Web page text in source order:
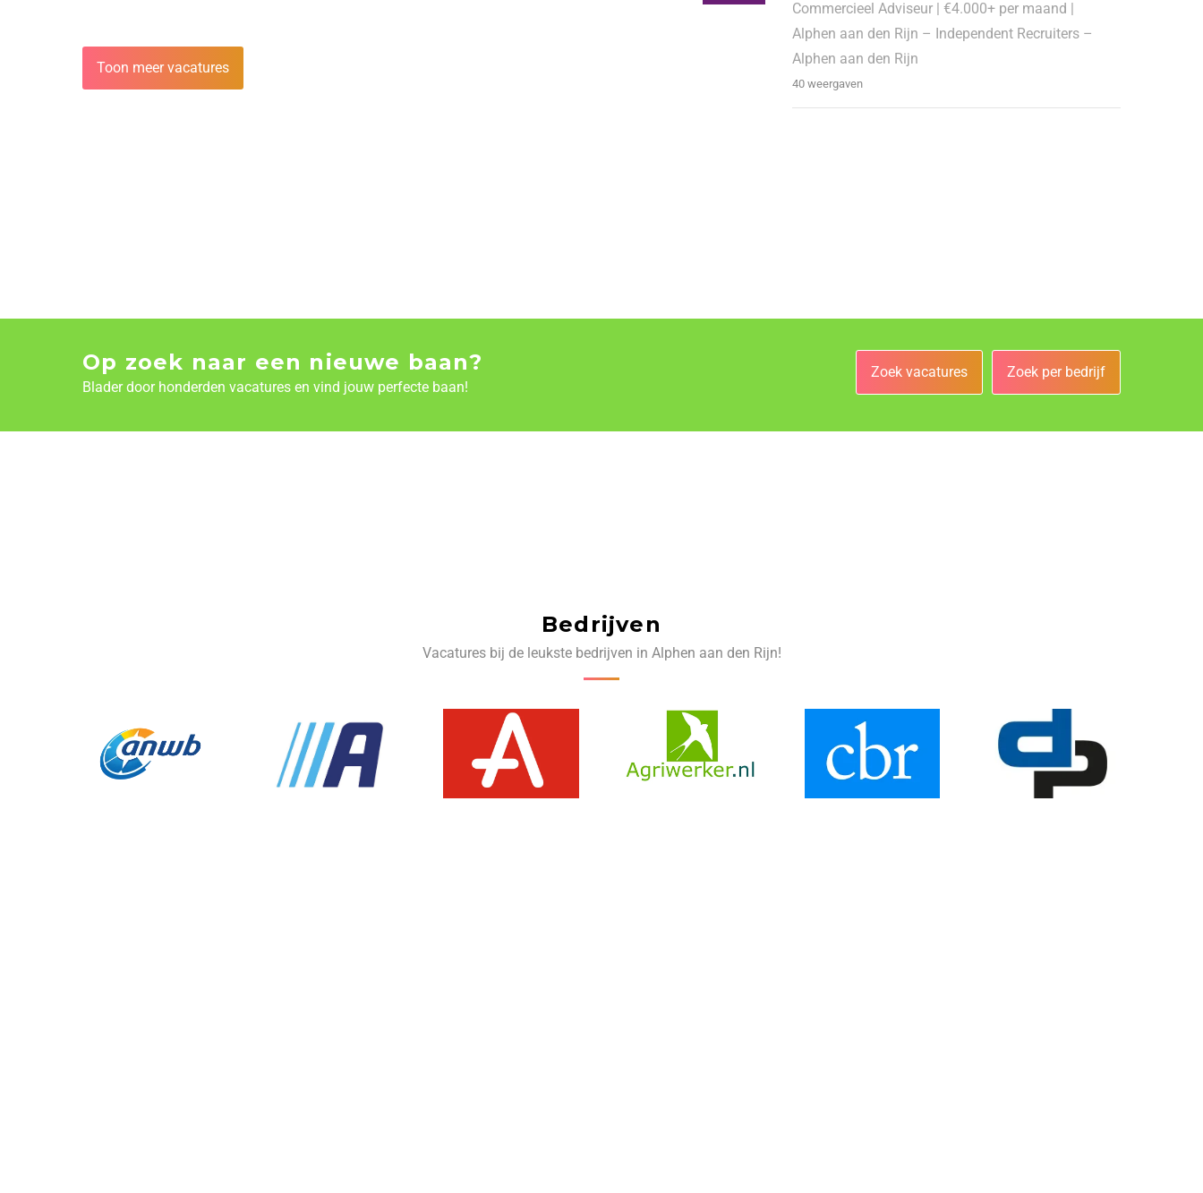
Toon meer vacatures
Commercieel Adviseur | €4.000+ per maand |
Alphen aan den Rijn – Independent Recruiters –
Alphen aan den Rijn
40 weergaven
Op zoek naar een nieuwe baan?
Blader door honderden vacatures en vind jouw perfecte baan!
Zoek vacatures Zoek per bedrijf
Bedrijven
Vacatures bij de leukste bedrijven in Alphen aan den Rijn!